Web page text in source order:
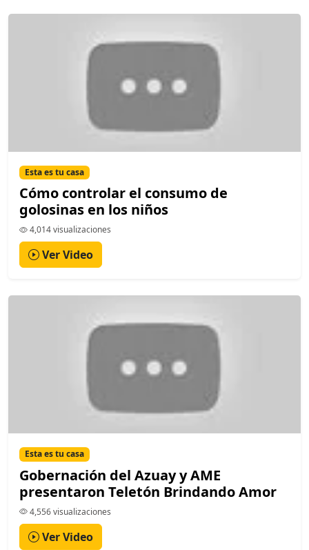
Esta es tu casa
Cómo controlar el consumo de
golosinas en los niños
4,014 visualizaciones
Ver Video
Esta es tu casa
Gobernación del Azuay y AME
presentaron Teletón Brindando Amor
4,556 visualizaciones
Ver Video